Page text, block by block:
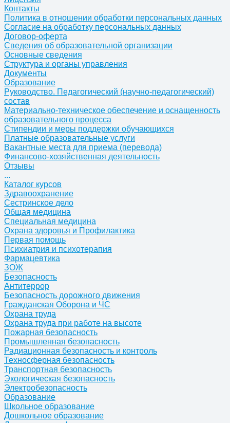
Контакты
Политика в отношении обработки персональных данных
Согласие на обработку персональных данных
Договор-оферта
Сведения об образовательной организации
Основные сведения
Структура и органы управления
Документы
Образование
Руководство. Педагогический (научно-педагогический)
состав
Материально-техническое обеспечение и оснащенность
образовательного процесса
Стипендии и меры поддержки обучающихся
Платные образовательные услуги
Вакантные места для приема (перевода)
Финансово-хозяйственная деятельность
Отзывы
...
Каталог курсов
Здравоохранение
Сестринское дело
Общая медицина
Специальная медицина
Охрана здоровья и Профилактика
Первая помощь
Психиатрия и психотерапия
Фармацевтика
ЗОЖ
Безопасность
Антитеррор
Безопасность дорожного движения
Гражданская Оборона и ЧС
Охрана труда
Охрана труда при работе на высоте
Пожарная безопасность
Промышленная безопасность
Радиационная безопасность и контроль
Техносферная безопасность
Транспортная безопасность
Экологическая безопасность
Электробезопасность
Образование
Школьное образование
Дошкольное образование